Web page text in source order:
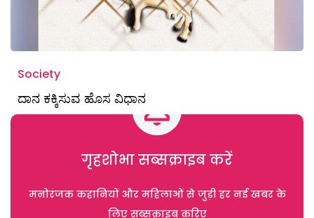
Society
ದಾನ ಕಕ್ಕಿಸುವ ಹೊಸ ವಿಧಾನ
गृहशोभा सब्सक्राइब करें
मनोरंजक कहानियों और महिलाओं से जुड़ी हर नई खबर के
लिए सब्सक्राइब करिए